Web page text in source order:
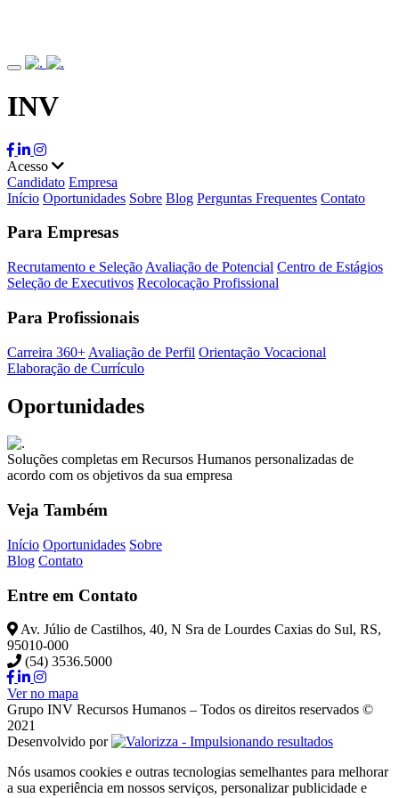
INV
Acesso
Candidato Empresa
Início Oportunidades Sobre Blog Perguntas Frequentes Contato
Para Empresas
Recrutamento e Seleção Avaliação de Potencial Centro de Estágios
Seleção de Executivos Recolocação Profissional
Para Profissionais
Carreira 360+ Avaliação de Perfil Orientação Vocacional
Elaboração de Currículo
Oportunidades
Soluções completas em Recursos Humanos personalizadas de
acordo com os objetivos da sua empresa
Veja Também
Início Oportunidades Sobre
Blog Contato
Entre em Contato
Av. Júlio de Castilhos, 40, N Sra de Lourdes Caxias do Sul, RS,
95010-000
(54) 3536.5000
Ver no mapa
Grupo INV Recursos Humanos – Todos os direitos reservados ©
2021
Desenvolvido por
Nós usamos cookies e outras tecnologias semelhantes para melhorar
a sua experiência em nossos serviços, personalizar publicidade e